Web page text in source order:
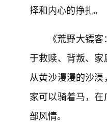
择和内心的挣扎。
《荒野大镖
于救赎、背叛、家
从黄沙漫漫的沙
家可以骑着马，
部风情。